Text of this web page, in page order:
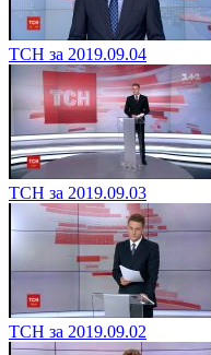
ТСН за 2019.09.04
ТСН за 2019.09.03
ТСН за 2019.09.02